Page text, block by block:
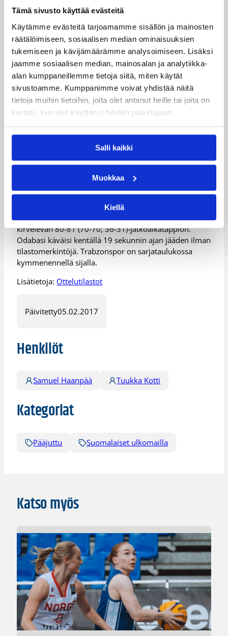
Tämä sivusto käyttää evästeitä
Käytämme evästeitä tarjoamamme sisällön ja mainosten
räätälöimiseen, sosiaalisen median ominaisuuksien
tukemiseen ja kävijämäärämme analysoimiseen. Lisäksi
jaamme sosiaalisen median, mainosalan ja analytiikka-
alan kumppaneillemme tietoja siitä, miten käytät
sivustoamme. Kumppanimme voivat yhdistää näitä
tietoja muihin tietoihin, joita olet antanut heille tai joita on
kerätty, kun olet käyttänyt heidän palvelujaan.
Salli kaikki
Muokkaa
Kiellä
Lisätietoja:Ottelutilastot
Roope Ahosen Kolossos koki harmittavan 68-78 (33-
32)-vierastappion Patrakselle. Ahoselle tuli runsaasti
vastuuta, sillä hän oli kentällä reilut 24 minuuttia
tilastoiden neljä pistettä, yhden levypallon, kaksi
syöttöä ja yhden riiston. Kolossos on tällä hetkellä
sarjassa hyvissä asetelmissa kuudentena.
Lisätietoja:Ottelutilastot
Samuel Haanpää jäi pisteittä Argentiinan liigan
ottelussa, kun hänen edustamansa Obras Basket hävisi
Argentiinan eteläisessä lohkossa viidentenä.
Turkin liigassa Anton Odabasin Trabzonspor koki
kirvelevän 80-81 (70-70, 36-31)-jatkoaikatappion.
Odabasi käväisi kentällä 19 sekunnin ajan jääden ilman
tilastomerkintöjä. Trabzonspor on sarjataulukossa
kymmenennellä sijalla.
Lisätietoja: Ottelutilastot
Päivitetty05.02.2017
Henkilöt
Samuel Haanpää Tuukka Kotti
Kategoriat
Pääjuttu Suomalaiset ulkomailla
Katso myös